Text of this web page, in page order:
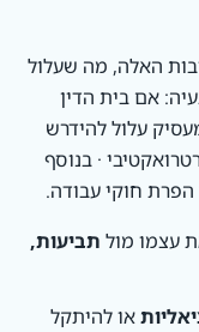
האלה, מה שעלול
אם בית הדין
עלול להידרש
· בנוסף
הפרת חוקי עבודה.
עצמו מול תביעות,
או להיתקל